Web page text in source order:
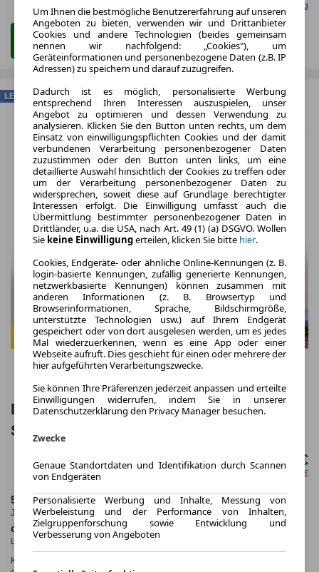
Gefunden auf mobile.de Leasing
Zum Leasing Angebot
Dacia Sandero Essential TCe 100 PDC
SpurAssist
ab mtl. 129,00 €
netto mtl. 108,40 €
5.000,0 km
Jahrliche Fahrleistung
60 Monate
Laufzeit
ca. 74 kW (100 PS)
Leistung
Benzin
Kraftstoffverbr.¹:
LEASING
Um Ihnen die bestmögliche Benutzererfahrung auf unseren
Angeboten zu bieten, verwenden wir und Drittanbieter
Cookies und andere Technologien (beides gemeinsam
nennen wir nachfolgend: „Cookies"), um
Geräteinformationen und personenbezogene Daten (z.B. IP
Adressen) zu speichern und darauf zuzugreifen.
Dadurch ist es möglich, personalisierte Werbung
entsprechend Ihren Interessen auszuspielen, unser
Angebot zu optimieren und dessen Verwendung zu
analysieren. Klicken Sie den Button unten rechts, um dem
Einsatz von einwilligungspflichten Cookies und der damit
verbundenen Verarbeitung personenbezogener Daten
zuzustimmen oder den Button unten links, um eine
detaillierte Auswahl hinsichtlich der Cookies zu treffen oder
um der Verarbeitung personenbezogener Daten zu
widersprechen, soweit diese auf Grundlage berechtigter
Interessen erfolgt. Die Einwilligung umfasst auch die
Übermittlung bestimmter personenbezogener Daten in
Drittländer, u.a. die USA, nach Art. 49 (1) (a) DSGVO. Wollen
Sie keine Einwilligungerteilen, klicken Sie bitte hier.
Cookies, Endgeräte- oder ähnliche Online-Kennungen (z. B.
login-basierte Kennungen, zufällig generierte Kennungen,
netzwerkbasierte Kennungen) können zusammen mit
anderen Informationen (z. B. Browsertyp und
Browserinformationen, Sprache, Bildschirmgröße,
unterstützte Technologien usw.) auf Ihrem Endgerät
gespeichert oder von dort ausgelesen werden, um es jedes
Mal wiederzuerkennen, wenn es eine App oder einer
Webseite aufruft. Dies geschieht für einen oder mehrere der
hier aufgeführten Verarbeitungszwecke.
Sie können Ihre Präferenzen jederzeit anpassen und erteilte
Einwilligungen widerrufen, indem Sie in unserer
Datenschutzerklärung den Privacy Manager besuchen.
Zwecke
Genaue Standortdaten und Identifikation durch Scannen
von Endgeräten
Personalisierte Werbung und Inhalte, Messung von
Werbeleistung und der Performance von Inhalten,
Zielgruppenforschung sowie Entwicklung und
Verbesserung von Angeboten